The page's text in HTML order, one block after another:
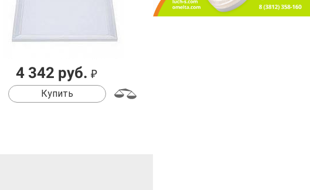
4 342 руб. ₽
Купить